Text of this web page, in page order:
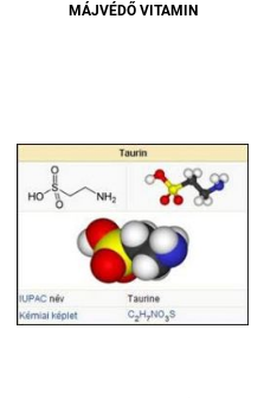
MÁJVÉDŐ VITAMIN